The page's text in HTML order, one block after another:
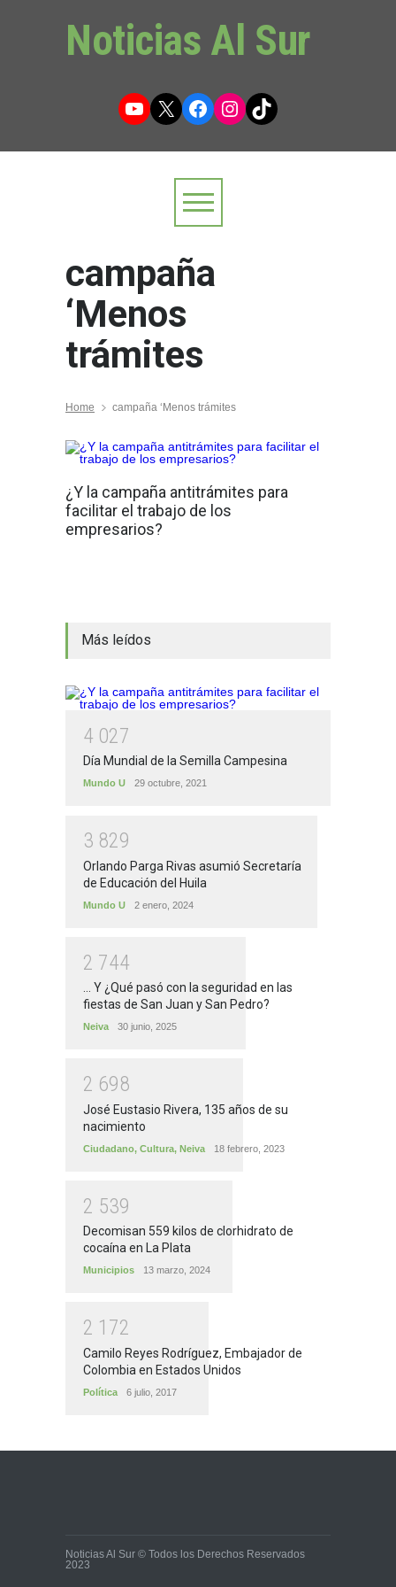
Noticias Al Sur
YouTube
X Facebook
Instagram
TikTok
campaña
‘Menos
trámites
Home campaña ‘Menos trámites
¿Y la campaña antitrámites para
facilitar el trabajo de los
empresarios?
Más leídos
4 027
Día Mundial de la Semilla Campesina
Mundo U 29 octubre, 2021
3 829
Orlando Parga Rivas asumió Secretaría
de Educación del Huila
Mundo U 2 enero, 2024
2 744
... Y ¿Qué pasó con la seguridad en las
fiestas de San Juan y San Pedro?
Neiva 30 junio, 2025
2 698
José Eustasio Rivera, 135 años de su
nacimiento
Ciudadano, Cultura, Neiva 18 febrero, 2023
2 539
Decomisan 559 kilos de clorhidrato de
cocaína en La Plata
Municipios 13 marzo, 2024
2 1 72
Camilo Reyes Rodríguez, Embajador de
Colombia en Estados Unidos
Política 6 julio, 2017
Noticias Al Sur © Todos los Derechos Reservados
2023